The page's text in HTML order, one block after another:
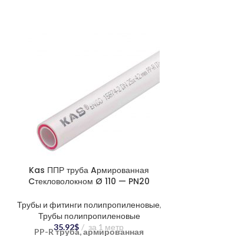
Kas ППР труба Aрмированная
Cтекловолокном Ø 110 — PN20
Трубы и фитинги полипропиленовые,
Трубы полипропиленовые
35.92$ за 1 метр
PP-R труба, армированная